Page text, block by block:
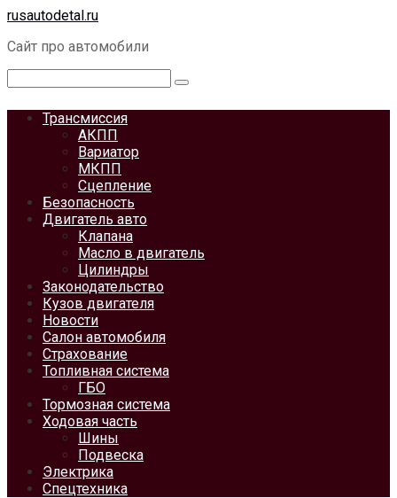
Перейти
контенту
rusautodetal.ru
Сайт про автомобили
Трансмиссия
АКПП
Вариатор
МКПП
Сцепление
Безопасность
Двигатель авто
Клапана
Масло в двигатель
Цилиндры
Законодательство
Кузов двигателя
Новости
Салон автомобиля
Страхование
Топливная система
ГБО
Тормозная система
Ходовая часть
Шины
Подвеска
Электрика
Спецтехника